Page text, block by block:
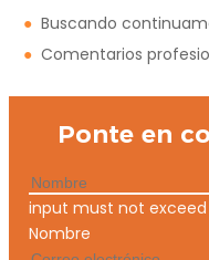
●Buscando
●Comentarios
Ponte en
input must not
Nombre